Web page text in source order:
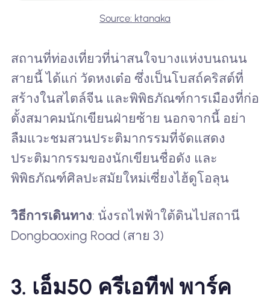
Source: ktanaka
สถานที่ท่องเที่ยวที่น่าสนใจบางแห่งบนถนน
สายนี้ ได้แก่ วัดหงเต๋อ ซึ่งเป็นโบสถ์คริสต์ที่
สร้างในสไตล์จีน และพิพิธภัณฑ์การเมืองที่ก่อ
ตั้งสมาคมนักเขียนฝ่ายซ้าย นอกจากนี้ อย่า
ลืมแวะชมสวนประติมากรรมที่จัดแสดง
ประติมากรรมของนักเขียนชื่อดัง และ
พิพิธภัณฑ์ศิลปะสมัยใหม่เซี่ยงไฮ้ดูโอลุน
วิธีการเดินทาง: นั่งรถไฟฟ้าใต้ดินไปสถานี
Dongbaoxing Road (สาย 3)
3. เอ็ม50 ครีเอทีฟ พาร์ค